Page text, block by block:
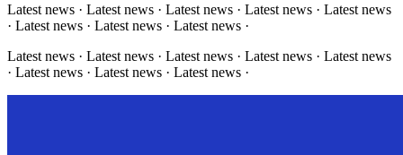
Latest news · Latest news · Latest news · Latest news · Latest news
· Latest news · Latest news · Latest news ·
Latest news · Latest news · Latest news · Latest news · Latest news
· Latest news · Latest news · Latest news ·